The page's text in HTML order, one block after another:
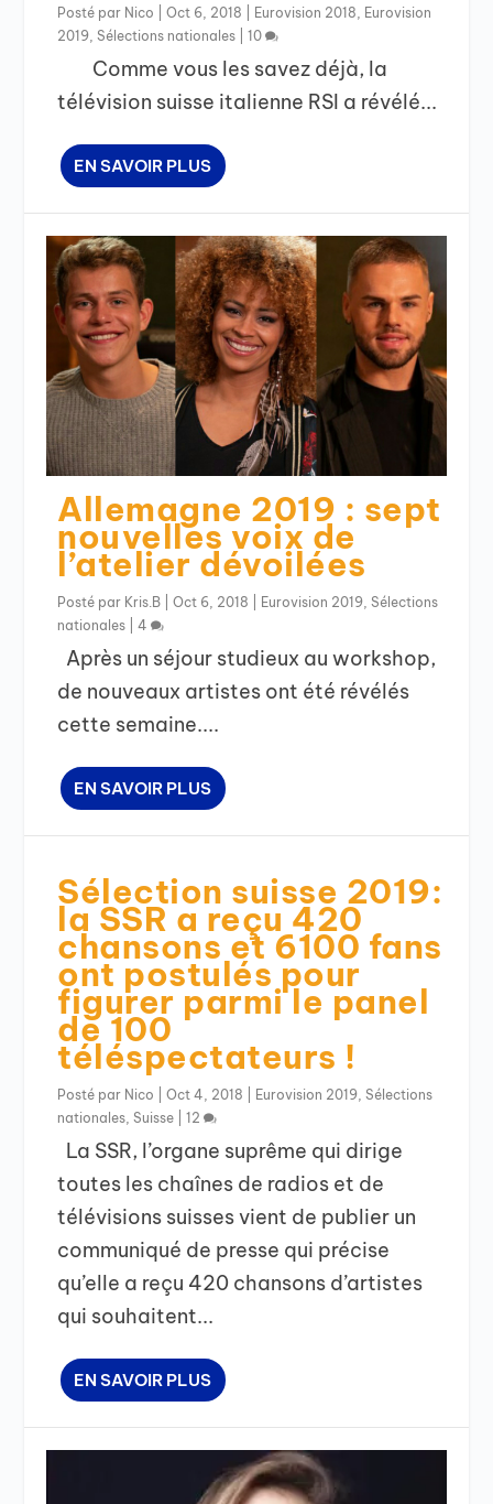
Posté par Nico |Oct 6, 2018 Eurovision 2018, Eurovision
2019,Sélections nationales |10
Comme vous les savez déjà, la
télévision suisse italienne RSI a révélé...
EN SAVOIR PLUS
Allemagne 2019 : sept
nouvelles voix de
l’atelier dévoilées
Posté par Kris.B |Oct 6, 2018 Eurovision 2019 ,Sélections
nationales |4
Après un séjour studieux au workshop,
de nouveaux artistes ont été révélés
cette semaine....
EN SAVOIR PLUS
Sélection suisse 2019:
la SSR a reçu 420
chansons et 6100 fans
ont postulés pour
figurer parmi le panel
de 100
téléspectateurs !
Posté par Nico |Oct 4, 2018 Eurovision 2019 ,Sélections
nationales ,Suisse |12
La SSR, l’organe suprême qui dirige
toutes les chaînes de radios et de
télévisions suisses vient de publier un
communiqué de presse qui précise
qu’elle a reçu 420 chansons d’artistes
qui souhaitent...
EN SAVOIR PLUS